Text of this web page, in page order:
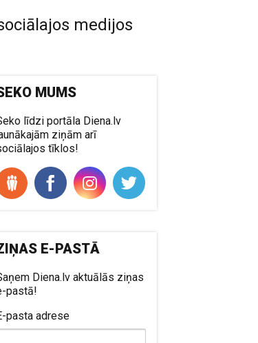
medijos
MUMS
līdzi portāla Diena.lv
ziņām arī
tīklos!
E-PASTĀ
Diena.lv aktuālās ziņas
pastā!
pasta adrese